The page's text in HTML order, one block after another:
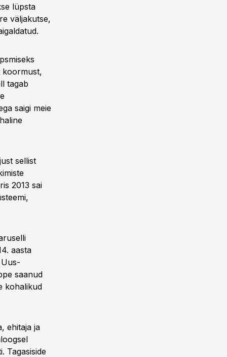
lüpsta
väljakutse,
koormust,
tagab
saigi meie
sellist
2013 sai
aasta
saanud
kohalikud
ehitaja ja
Tagasiside